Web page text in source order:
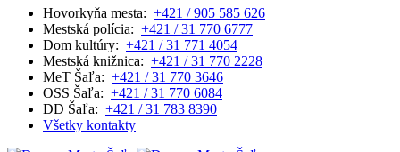
Hovorkyňa mesta: +421 / 905 585 626
Mestská polícia: +421 / 31 770 6777
Dom kultúry: +421 / 31 771 4054
Mestská knižnica: +421 / 31 770 2228
MeT Šaľa: +421 / 31 770 3646
OSS Šaľa: +421 / 31 770 6084
DD Šaľa: +421 / 31 783 8390
Všetky kontakty